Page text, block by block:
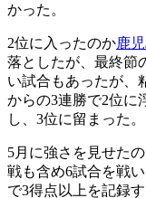
かった。
2位に入ったのか鹿
落としたが、最終節
い試合もあったが、
からの3連勝で2位に
し、3位に留まった。
5月に強さを見せた
戦も含め6試合を戦
で3得点以上を記録